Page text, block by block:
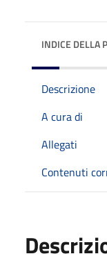
INDICE DELLA
Descrizione
A cura di
Allegati
Contenuti